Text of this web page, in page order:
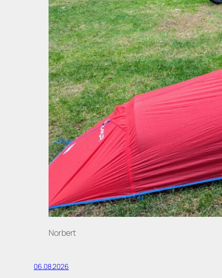
Norbert
06.08.2026